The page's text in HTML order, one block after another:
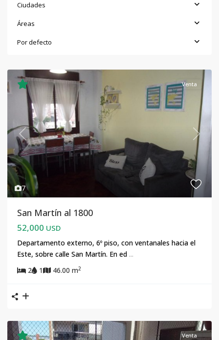
Ciudades
Áreas
Por defecto
7
Previous Next
Venta
San Martín al 1800
52,000 USD
Departamento externo, 6º piso, con ventanales hacia el
Este, sobre calle San Martín. En ed ...
2
1 46.00 m2
Venta